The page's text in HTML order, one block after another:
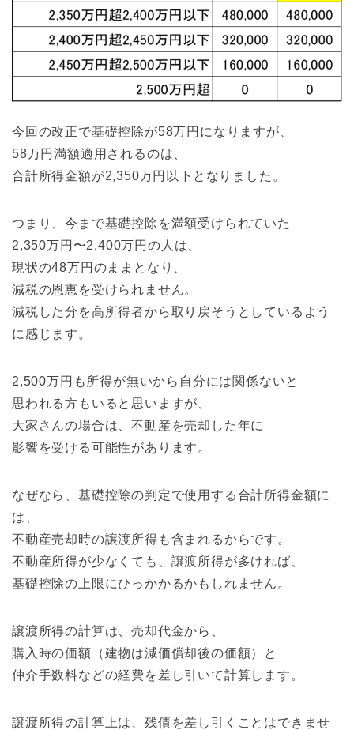
今回の改正で基礎控除が58万円になりますが、
58万円満額適用されるのは、
合計所得金額が2,350万円以下となりました。
つまり、今まで基礎控除を満額受けられていた
2,350万円〜2,400万円の人は、
現状の48万円のままとなり、
減税の恩恵を受けられません。
減税した分を高所得者から取り戻そうとしているよう
に感じます。
2,500万円も所得が無いから自分には関係ないと
思われる方もいると思いますが、
大家さんの場合は、不動産を売却した年に
影響を受ける可能性があります。
なぜなら、基礎控除の判定で使用する合計所得金額に
は、
不動産売却時の譲渡所得も含まれるからです。
不動産所得が少なくても、譲渡所得が多ければ、
基礎控除の上限にひっかかるかもしれません。
譲渡所得の計算は、売却代金から、
購入時の価額（建物は減価償却後の価額）と
仲介手数料などの経費を差し引いて計算します。
譲渡所得の計算上は、残債を差し引くことはできませ